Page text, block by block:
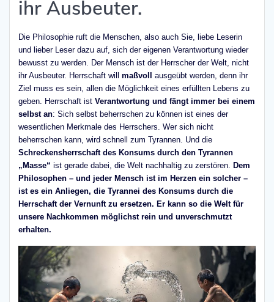
ihr Ausbeuter.
Die Philosophie ruft die Menschen, also auch Sie, liebe Leserin
und lieber Leser dazu auf, sich der eigenen Verantwortung wieder
bewusst zu werden. Der Mensch ist der Herrscher der Welt, nicht
ihr Ausbeuter. Herrschaft will maßvoll
ausgeübt werden, denn ihr
Ziel muss es sein, allen die Möglichkeit eines erfüllten Lebens zu
geben. Herrschaft ist Verantwortung und fängt immer bei einem
selbst an: Sich selbst beherrschen zu können ist eines der
wesentlichen Merkmale des Herrschers. Wer sich nicht
beherrschen kann, wird schnell zum Tyrannen. Und die
Schreckensherrschaft des Konsums durch den Tyrannen
„Masse“ ist gerade dabei, die Welt nachhaltig zu zerstören. Dem
Philosophen – und jeder Mensch ist im Herzen ein solcher –
ist es ein Anliegen, die Tyrannei des Konsums durch die
Herrschaft der Vernunft zu ersetzen. Er kann so die Welt für
unsere Nachkommen möglichst rein und unverschmutzt
erhalten.